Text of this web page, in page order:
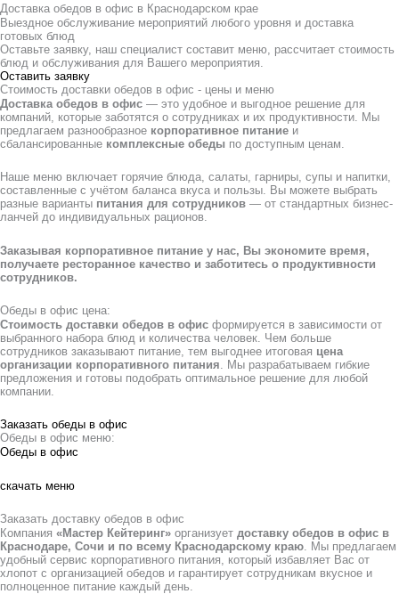
Доставка обедов в офис в Краснодарском крае
Выездное обслуживание мероприятий любого уровня и доставка
готовых блюд
Оставьте заявку, наш специалист составит меню, рассчитает стоимость
блюд и обслуживания для Вашего мероприятия.
Оставить заявку
Стоимость доставки обедов в офис - цены и меню
Доставка обедов в офис — это удобное и выгодное решение для
компаний, которые заботятся о сотрудниках и их продуктивности. Мы
предлагаем разнообразное корпоративное питание и
сбалансированные комплексные обеды по доступным ценам.
Наше меню включает горячие блюда, салаты, гарниры, супы и напитки,
составленные с учётом баланса вкуса и пользы. Вы можете выбрать
разные варианты питания для сотрудников — от стандартных бизнес-
ланчей до индивидуальных рационов.
Заказывая корпоративное питание у нас, Вы экономите время,
получаете ресторанное качество и заботитесь о продуктивности
сотрудников.
Обеды в офис цена:
Стоимость доставки обедов в офис формируется в зависимости от
выбранного набора блюд и количества человек. Чем больше
сотрудников заказывают питание, тем выгоднее итоговая цена
организации корпоративного питания . Мы разрабатываем гибкие
предложения и готовы подобрать оптимальное решение для любой
компании.
Заказать обеды в офис
Обеды в офис меню:
Обеды в офис
скачать меню
Заказать доставку обедов в офис
Компания «Мастер Кейтеринг» организует доставку обедов в офис в
Краснодаре, Сочи и по всему Краснодарскому краю. Мы предлагаем
удобный сервис корпоративного питания, который избавляет Вас от
хлопот с организацией обедов и гарантирует сотрудникам вкусное и
полноценное питание каждый день.